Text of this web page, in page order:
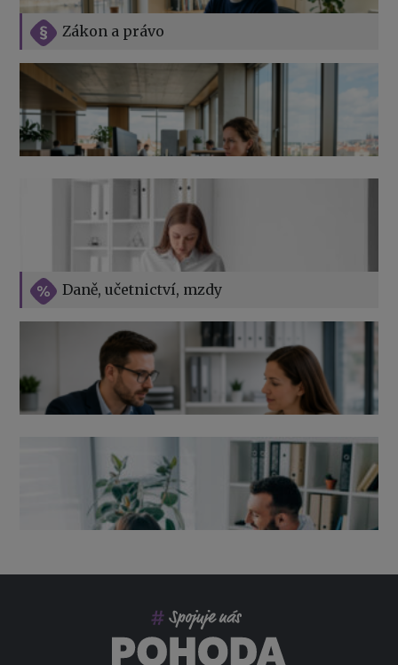
Daně, učetnictví, mzdy
Zákon a právo
Vše o překážkách v práci na straně zaměstnavatele
Výpověď ze zdravotních důvodů 2026 – průvodce pro
zaměstnavatele
Jak na podnikání při rodičovské dovolené
Přehledy pro OSSZ a zdravotní pojišťovny – jak na ně
v roce 2026